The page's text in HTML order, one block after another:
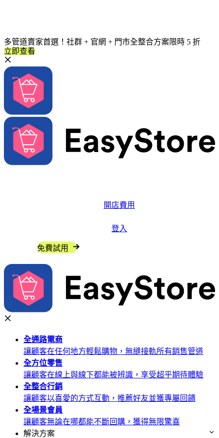
多管道賣家首選！社群 + 官網 + 門市全整合方案限時 5 折
立即查看
開店費用
登入
免費試用
全通路電商
讓顧客在任何地方輕鬆購物，無縫接軌所有銷售管道
全方位零售
讓顧客在線上與線下都能被辨識，享受超乎期待體驗
全整合行銷
讓顧客以喜愛的方式互動，推薦好友並獲專屬回饋
全場景會員
讓顧客無論在哪都能不斷回購，獲得無限驚喜
解決方案